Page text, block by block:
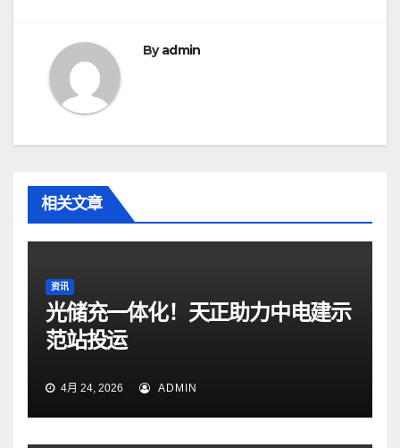
航
Byadmin
相关文章
资讯
光储充一体化！天正助力中电建示
范站投运
4月 24, 2026 ADMIN